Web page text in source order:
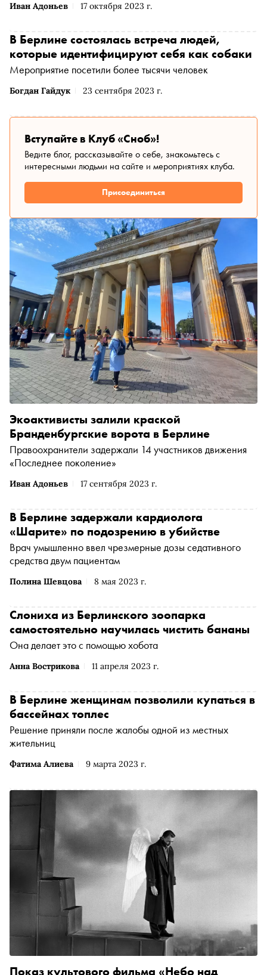
Иван Адоньев 17 октября 2023 г.
Богдан Гайдук 23 сентября 2023 г.
В Берлине состоялась встреча людей,
которые идентифицируют себя как собаки
Мероприятие посетили более тысячи человек
Вступайте в Клуб «Сноб»!
Ведите блог, рассказывайте о себе, знакомьтесь с
интересными людьми на сайте и мероприятиях клуба.
Присоединиться
Иван Адоньев 17 сентября 2023 г.
Экоактивисты залили краской
Бранденбургские ворота в Берлине
Правоохранители задержали 14 участников движения
«Последнее поколение»
Полина Шевцова 8 мая 2023 г.
В Берлине задержали кардиолога
«Шарите» по подозрению в убийстве
Врач умышленно ввел чрезмерные дозы седативного
средства двум пациентам
Анна Вострикова 11 апреля 2023 г.
Слониха из Берлинского зоопарка
самостоятельно научилась чистить бананы
Она делает это с помощью хобота
Фатима Алиева 9 марта 2023 г.
В Берлине женщинам позволили купаться в
бассейнах топлес
Решение приняли после жалобы одной из местных
жительниц
Показ культового фильма «Небо над